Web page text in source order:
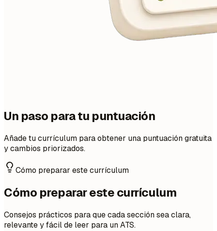
Un paso para tu puntuación
Añade tu currículum para obtener una puntuación gratuita
y cambios priorizados.
Cómo preparar este currículum
Cómo preparar este currículum
Consejos prácticos para que cada sección sea clara,
relevante y fácil de leer para un ATS.